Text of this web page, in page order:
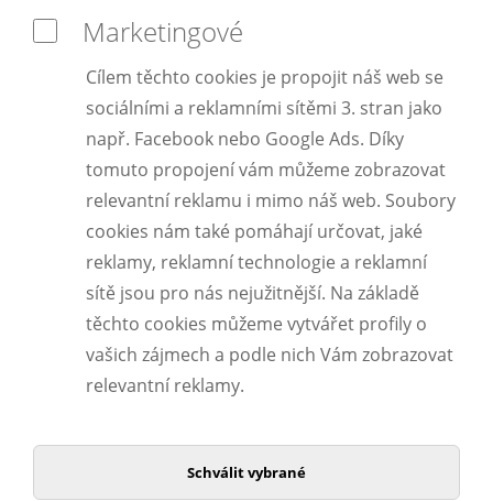
Marketingové
Cílem těchto cookies je propojit náš web se
sociálními a reklamními sítěmi 3. stran jako
např. Facebook nebo Google Ads. Díky
tomuto propojení vám můžeme zobrazovat
relevantní reklamu i mimo náš web. Soubory
cookies nám také pomáhají určovat, jaké
reklamy, reklamní technologie a reklamní
sítě jsou pro nás nejužitnější. Na základě
těchto cookies můžeme vytvářet profily o
vašich zájmech a podle nich Vám zobrazovat
relevantní reklamy.
Schválit vybrané